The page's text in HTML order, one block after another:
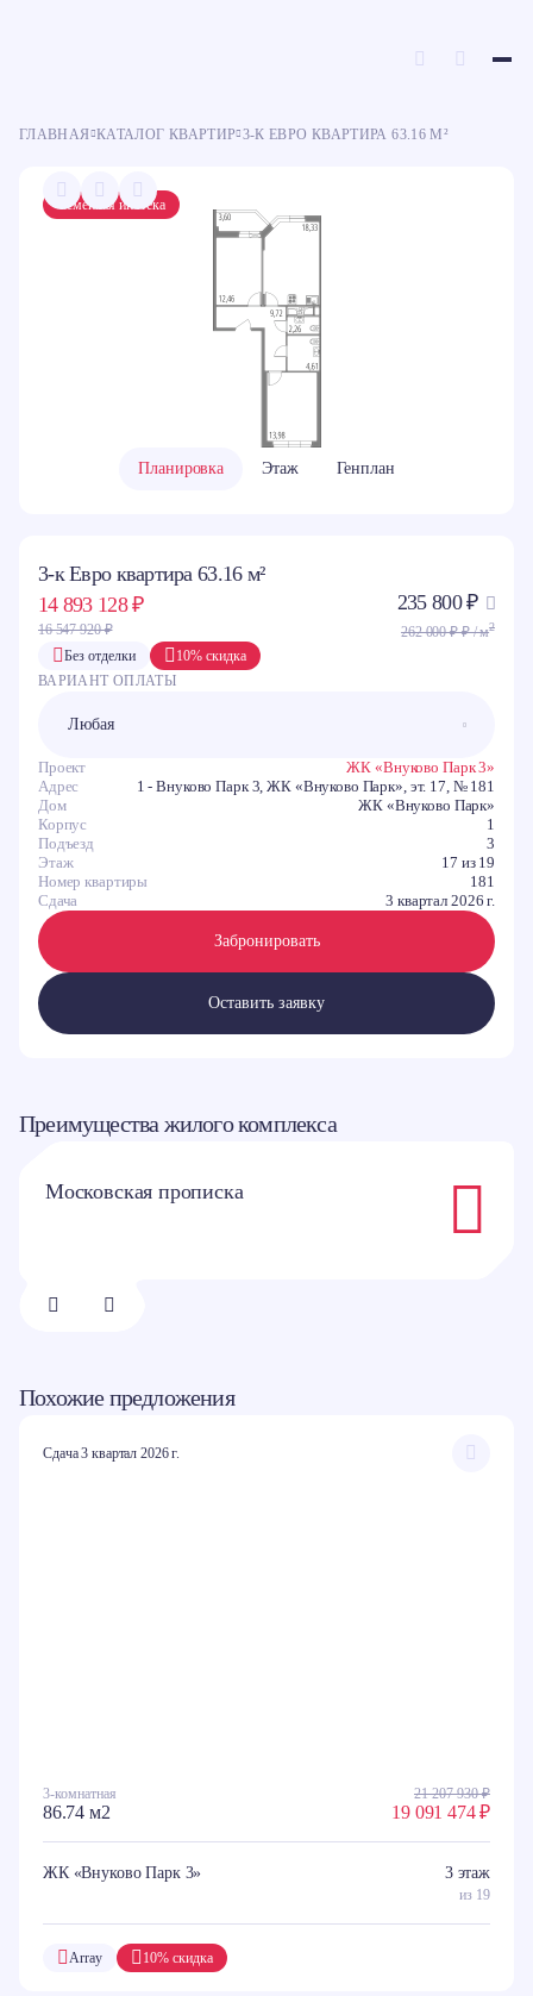
ГЛАВНАЯ КАТАЛОГ КВАРТИР 3-К ЕВРО КВАРТИРА 63.16 М²
Семейная ипотека
Планировка Этаж Генплан
3-к Евро квартира 63.16 м²
14 893 128 ₽
16 547 920 ₽
235 800 ₽
262 000 ₽ ₽ / м2
10% скидка
Без отделки
ВАРИАНТ ОПЛАТЫ
Проект
ЖК «Внуково Парк 3»
Адрес
1 - Внуково Парк 3, ЖК «Внуково Парк», эт. 17, № 181
Дом
ЖК «Внуково Парк»
Корпус
1
Подъезд
3
Этаж
17 из 19
Номер квартиры
181
Сдача
3 квартал 2026 г.
Забронировать
Оставить заявку
Преимущества жилого комплекса
Московская прописка
Похожие предложения
Сдача 3 квартал 2026 г.
3-комнатная
86.74 м2
21 207 930 ₽
19 091 474 ₽
ЖК «Внуково Парк 3» 3 этаж
из 19
10% скидка
Array